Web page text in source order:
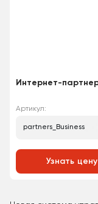
Интернет-
Артикул:
partners_Business
Узнать цену